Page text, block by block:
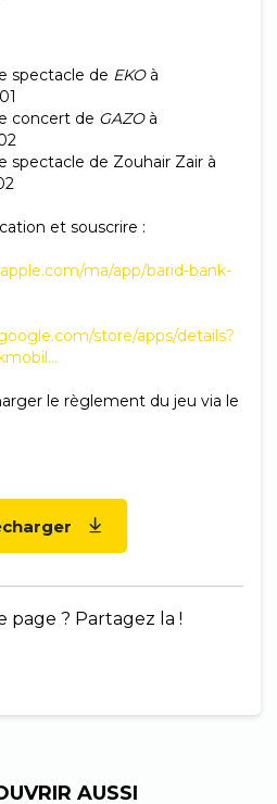
spectacle de EKOà
concert de GAZOà
spectacle de Zouhair Zair à
et souscrire :
ma/app/barid-bank-
store/apps/details?
le règlement du jeu via le
page ? Partagez la !
AUSSI